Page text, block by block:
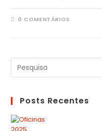
0 COMENTÁRIOS
Posts Recentes